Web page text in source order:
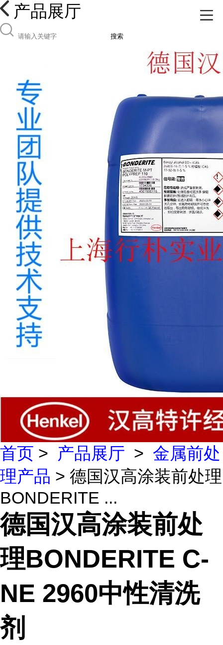
产品展厅
搜索
首页 > 产品展厅 > 金属前处
理产品 > 德国汉高涂装前处理
BONDERITE ...
德国汉高涂装前处
理BONDERITE C-
NE 2960中性清洗
剂